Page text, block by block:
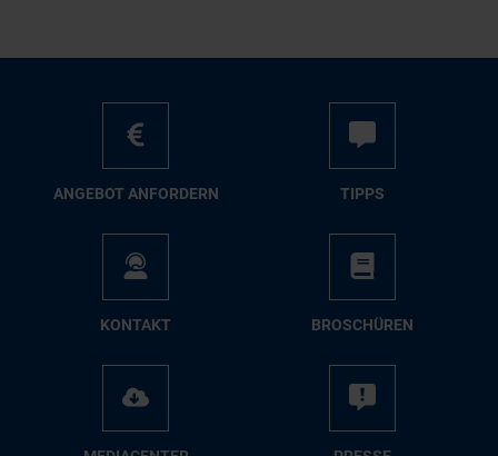
AN­GE­BOT AN­FOR­DERN TIPPS
KON­TAKT BRO­SCHÜ­REN